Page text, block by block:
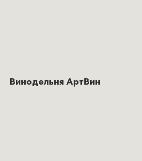
Винодельня АртВин